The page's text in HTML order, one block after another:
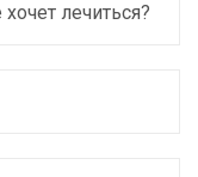
лечиться?